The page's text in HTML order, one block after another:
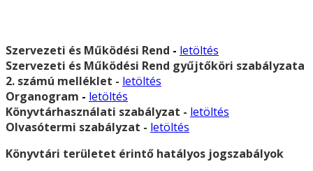
Szervezeti és Működési Rend - letöltés
Szervezeti és Működési Rend gyűjtőköri szabályzata
2. számú melléklet - letöltés
Organogram - letöltés
Könyvtárhasználati szabályzat - letöltés
Olvasótermi szabályzat - letöltés
Könyvtári területet érintő hatályos jogszabályok